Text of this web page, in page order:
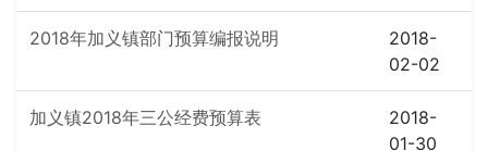
2018年加义镇部门预算编报说明
2018-
02-02
加义镇2018年三公经费预算表
2018-
01-30